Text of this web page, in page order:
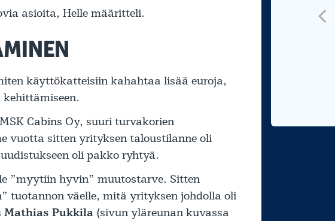
asioita, Helle määritteli.
käyttökatteisiin kahahtaa lisää euroja,
Cabins Oy, suuri turvakorien
vuotta sitten yrityksen taloustilanne oli
oli pakko ryhtyä.
”myytiin hyvin” muutostarve. Sitten
tuotannon väelle, mitä yrityksen johdolla oli
Mathias Pukkila (sivun yläreunan kuvassa